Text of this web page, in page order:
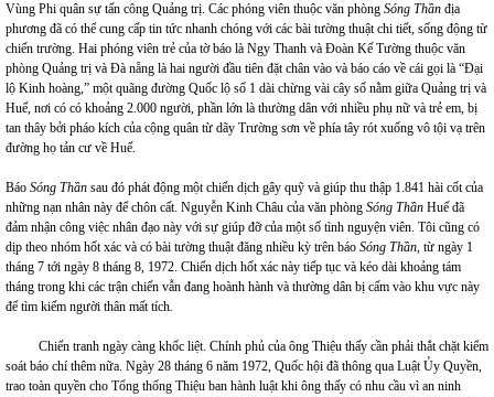
Vùng Phi quân sự tấn công Quảng trị. Các phóng viên thuộc văn phòng Sóng Thần địa
phương đã có thể cung cấp tin tức nhanh chóng với các bài tường thuật chi tiết, sống động từ
chiến trường. Hai phóng viên trẻ của tờ báo là Ngy Thanh và Đoàn Kế Tường thuộc văn
phòng Quảng trị và Đà nẵng là hai người đầu tiên đặt chân vào và báo cáo về cái gọi là “Đại
lộ Kinh hoàng,” một quãng đường Quốc lộ số 1 dài chừng vài cây số nằm giữa Quảng trị và
Huế, nơi có có khoảng 2.000 người, phần lớn là thường dân với nhiều phụ nữ và trẻ em, bị
tan thây bởi pháo kích của cộng quân từ dãy Trường sơn về phía tây rót xuống vô tội vạ trên
đường họ tản cư về Huế.
Báo Sóng Thần sau đó phát động một chiến dịch gây quỹ và giúp thu thập 1.841 hài cốt của
những nạn nhân này để chôn cất. Nguyễn Kinh Châu của văn phòng Sóng Thần Huế đã
đảm nhận công việc nhân đạo này với sự giúp đỡ của một số tình nguyện viên. Tôi cũng có
dịp theo nhóm hốt xác và có bài tường thuật đăng nhiều kỳ trên báo Sóng Thần, từ ngày 1
tháng 7 tới ngày 8 tháng 8, 1972. Chiến dịch hốt xác này tiếp tục và kéo dài khoảng tám
tháng trong khi các trận chiến vẫn đang hoành hành và thường dân bị cấm vào khu vực này
để tìm kiếm người thân mất tích.
Chiến tranh ngày càng khốc liệt. Chính phủ của ông Thiệu thấy cần phải thắt chặt kiểm
soát báo chí thêm nữa. Ngày 28 tháng 6 năm 1972, Quốc hội đã thông qua Luật Ủy Quyền,
trao toàn quyền cho Tổng thống Thiệu ban hành luật khi ông thấy có nhu cầu vì an ninh